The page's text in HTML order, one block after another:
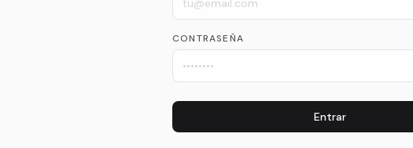
CONTRASEÑA
Entrar